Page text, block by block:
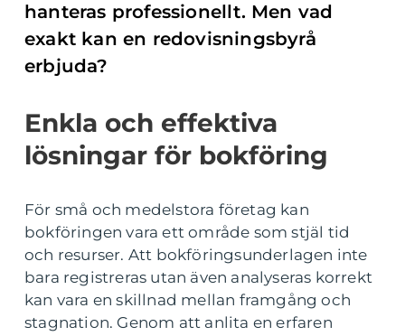
hanteras professionellt. Men vad
exakt kan en redovisningsbyrå
erbjuda?
Enkla och effektiva
lösningar för bokföring
För små och medelstora företag kan
bokföringen vara ett område som stjäl tid
och resurser. Att bokföringsunderlagen inte
bara registreras utan även analyseras korrekt
kan vara en skillnad mellan framgång och
stagnation. Genom att anlita en erfaren